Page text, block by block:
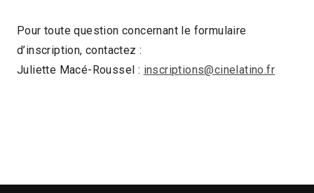
Pour toute question concernant le formulaire
d’inscription, contactez :
Juliette Macé-Roussel : inscriptions@cinelatino.fr